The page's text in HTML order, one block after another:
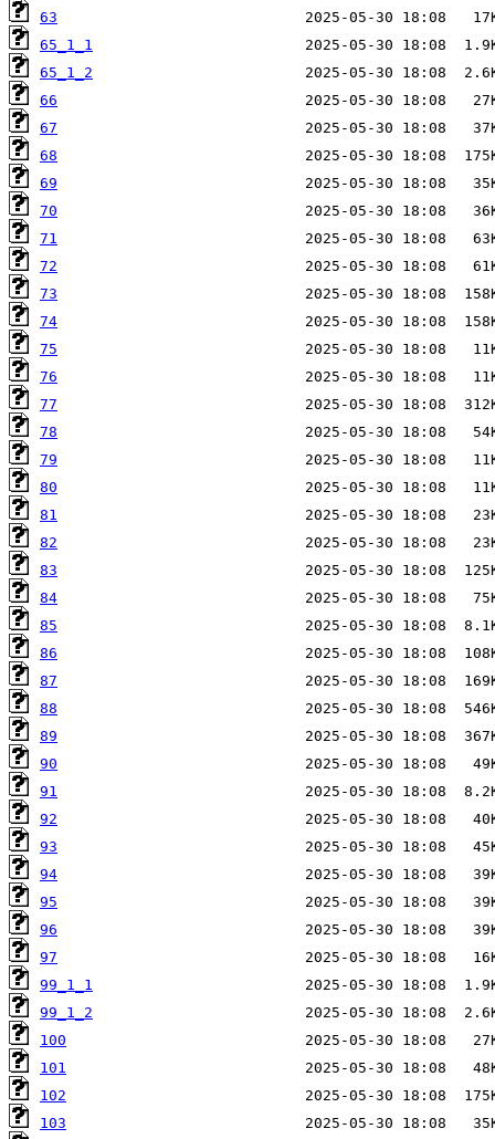
63
65_1_1
65_1_2
66
67
68
69
70
71
72
73
74
75
76
77
78
79
80
81
82
83
84
85
86
87
88
89
90
91
92
93
94
95
96
97
99_1_1
99_1_2
100
101
102
103